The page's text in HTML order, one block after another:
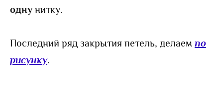
одну нитку.
Последний ряд закрытия петель, делаем по
рисунку.